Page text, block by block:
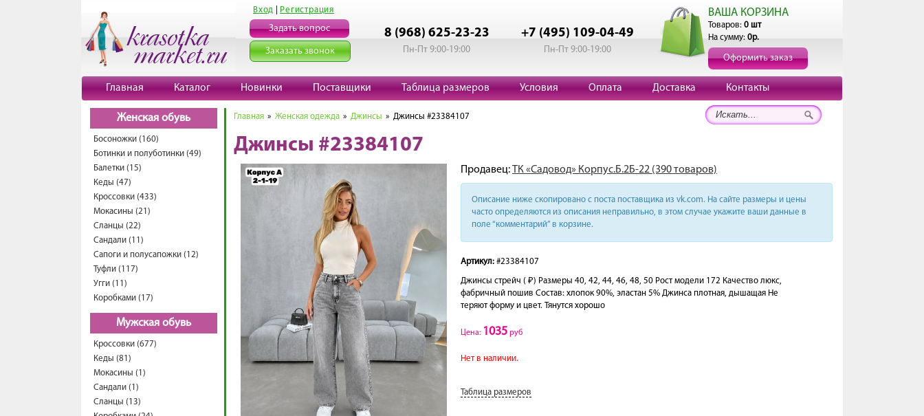
Вход Регистрация
Задать вопрос
Заказать звонок
8 (968) 625-23-23
Пн-Пт 9:00-19:00
+7 (495) 109-04-49
Пн-Пт 9:00-19:00
ВАША КОРЗИНА
Товаров: 0 шт
На сумму: 0р.
Оформить заказ
Главная Каталог Новинки Поставщики Таблица размеров Условия Оплата Доставка Контакты
Женская обувь
Босоножки (160)
Ботинки и полуботинки (49)
Балетки (15)
Кеды (47)
Кроссовки (433)
Мокасины (21)
Сланцы (22)
Сандали (11)
Сапоги и полусапожки (12)
Туфли (117)
Угги (11)
Коробками (17)
Мужская обувь
Кроссовки (677)
Кеды (81)
Мокасины (1)
Сандали (1)
Сланцы (13)
Главная » Женская одежда » Джинсы » Джинсы #23384107
Джинсы #23384107
Продавец:ТК «Садовод» Корпус.Б.2Б-22 (390 товаров)
Описание ниже скопировано с поста поставщика из vk.com. На сайте размеры и цены
часто определяются из описания неправильно, в этом случае укажите ваши данные в
поле “комментарий” в корзине.
Артикул: #23384107
Джинсы стрейч ( ₽) Размеры 40, 42, 44, 46, 48, 50 Рост модели 172 Качество люкс,
фабричный пошив Состав: хлопок 90%, эластан 5% Джинса плотная, дышащая Не
теряют форму и цвет. Тянутся хорошо
Цена: 1035 руб
Нет в наличии.
Таблица размеров